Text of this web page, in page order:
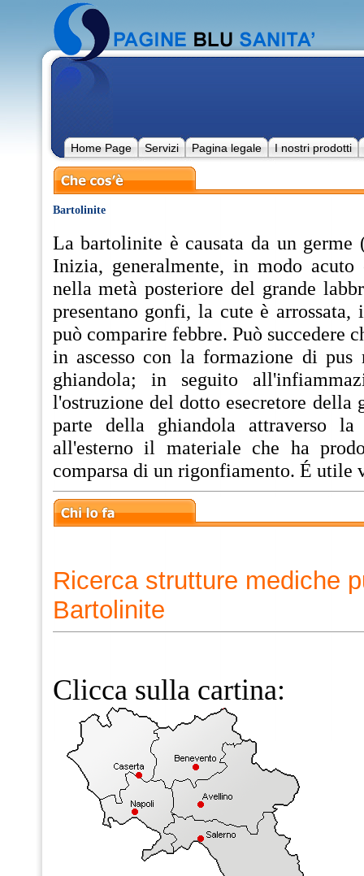
Home Page Servizi Pagina legale I nostri prodotti
Bartolinite
La bartolinite è causata da un germe
Inizia, generalmente, in modo
nella metà posteriore del grande
presentano gonfi, la cute è
può comparire febbre. Può succedere
in ascesso con la formazione di pus
ghiandola; in seguito
l'ostruzione del dotto esecretore della
parte della ghiandola attraverso la
all'esterno il materiale che ha
comparsa di un rigonfiamento. É utile
Ricerca strutture mediche
Bartolinite
Clicca sulla cartina: